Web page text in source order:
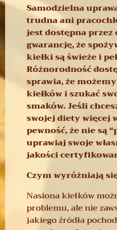
Samodzielna
trudna ani
jest dostępna przez
gwarancję, że
kiełki są świeże i
Różnorodność
sprawia, że
kiełków i szukać
smaków. Jeśli
swojej diety więcej
pewność, że nie są
uprawiaj swoje
jakości
Czym wyróżniają
Nasiona kiełków
problemu, ale nie
jakiego źródła